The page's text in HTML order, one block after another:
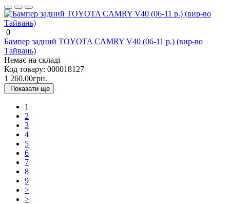
0
Бампер задний TOYOTA CAMRY V40 (06-11 р.) (вир-во
Тайвань)
Немає на складі
Код товару: 000018127
1 260.00грн.
Показати ще
1
2
3
4
5
6
7
8
9
>
>|